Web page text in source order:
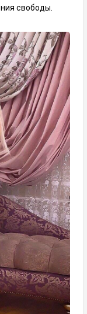
свободы.